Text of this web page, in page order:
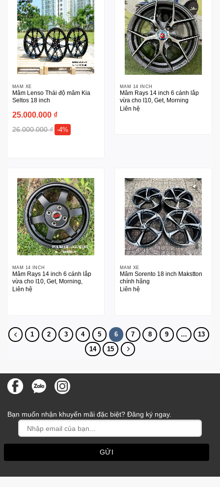
MÂM XE
Mâm Lenso Thái độ mâm Kia
Seltos 18 inch
25.000.000 ₫
26.000.000₫ -4%
MÂM 14 INCH
Mâm Rays 14 inch 6 cánh lắp
vừa cho I10, Get, Morning
Liên hệ
MÂM 14 INCH
Mâm Rays 14 inch 6 cánh lắp
vừa cho I10, Get, Morning,
Liên hệ
MÂM XE
Mâm Sorento 18 inch Makstton
chính hãng
Liên hệ
1 2 3 4 5 6 7 8 9 …
13
14
15
Bạn muốn nhận khuyến mãi đặc biệt? Đăng ký ngay.